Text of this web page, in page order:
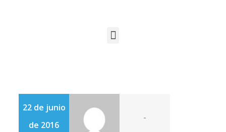
22 de junio
de 2016
-